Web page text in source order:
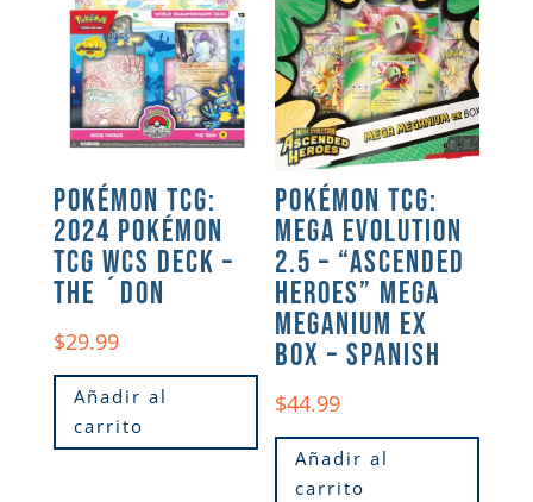
POKÉMON TCG:
2024 POKÉMON
TCG WCS DECK –
THE ´DON
$29.99
Añadir al
carrito
POKÉMON TCG:
MEGA EVOLUTION
2.5 – “ASCENDED
HEROES” MEGA
MEGANIUM EX
BOX – SPANISH
$44.99
Añadir al
carrito